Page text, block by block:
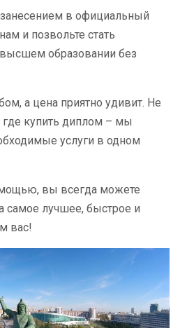
в официальный
и позвольте стать
образовании без
а цена приятно удивит. Не
где купить диплом – мы
услуги в одном
вы всегда можете
самое лучшее, быстрое и
вас!